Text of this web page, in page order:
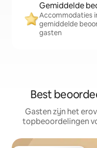
Gemiddelde
Accommodaties
gemiddelde
gasten
Best
Gasten zijn het
topbeoordelingen